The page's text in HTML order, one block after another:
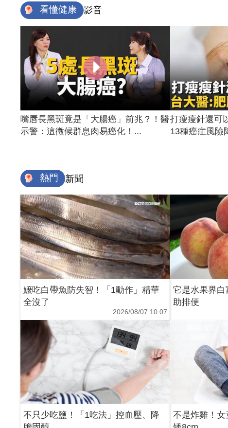
看懂健康 影音
嘴唇長黑斑竟是「大腸癌」前兆？！醫
示警：這徵候群息肉易癌化！...
打瘦瘦針還可
13種癌症風險
熱門 新聞
嬤吃白帶魚防失智！「1動作」精華
全沒了
2026/08/07 10:07
它是水果界
助排便
不只少吃鹽！「1吃法」控血壓、降
不是炸雞！